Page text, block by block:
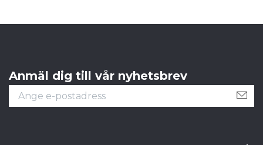
Anmäl dig till vår nyhetsbrev